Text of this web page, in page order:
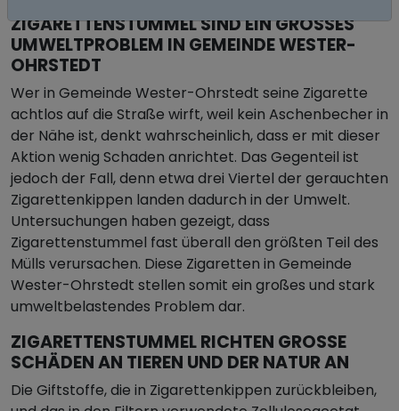
ZIGARETTENSTUMMEL SIND EIN GROSSES U
MWELTPROBLEM IN GEMEINDE WESTER-O
HRSTEDT
Wer in Gemeinde Wester-Ohrstedt seine Zigarette
achtlos auf die Straße wirft, weil kein Aschenbecher in
der Nähe ist, denkt wahrscheinlich, dass er mit dieser
Aktion wenig Schaden anrichtet. Das Gegenteil ist
jedoch der Fall, denn etwa drei Viertel der gerauchten
Zigarettenkippen landen dadurch in der Umwelt.
Untersuchungen haben gezeigt, dass
Zigarettenstummel fast überall den größten Teil des
Mülls verursachen. Diese Zigaretten in Gemeinde
Wester-Ohrstedt stellen somit ein großes und stark
umweltbelastendes Problem dar.
ZIGARETTENSTUMMEL RICHTEN GROSSE S
CHÄDEN AN TIEREN UND DER NATUR AN
Die Giftstoffe, die in Zigarettenkippen zurückbleiben,